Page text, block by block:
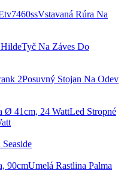
Vstavaná Rúra Na
Tyč Na Záves Do
Posuvný Stojan Na Odev
Led Stropné
Umelá Rastlina Palma